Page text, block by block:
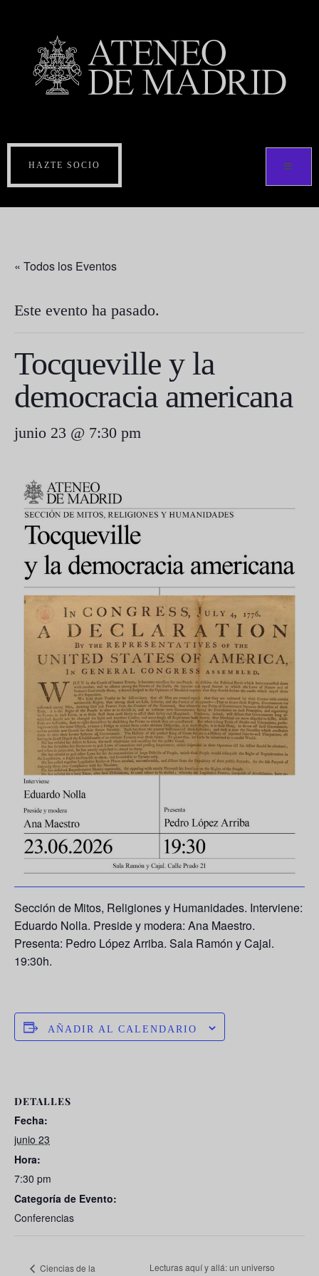
HAZTE SOCIO
« Todos los Eventos
Este evento ha pasado.
Tocqueville y la
democracia americana
junio 23 @ 7:30 pm
Sección de Mitos, Religiones y Humanidades. Interviene:
Eduardo Nolla. Preside y modera: Ana Maestro.
Presenta: Pedro López Arriba. Sala Ramón y Cajal.
19:30h.
AÑADIR AL CALENDARIO
DETALLES
Fecha:
junio 23
Hora:
7:30 pm
Categoría de Evento:
Conferencias
Ciencias de la Lecturas aquí y allá: un universo